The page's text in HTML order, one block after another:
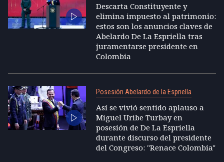
Descarta Constituyente y
elimina impuesto al patrimonio:
estos son los anuncios claves de
Abelardo De La Espriella tras
juramentarse presidente en
Colombia
Posesión Abelardo de la Espriella
Así se vivió sentido aplauso a
Miguel Uribe Turbay en
posesión de De La Espriella
durante discurso del presidente
del Congreso: "Renace Colombia"